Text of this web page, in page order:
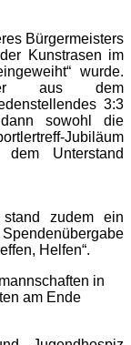
Bürgermeisters
Kunstrasen im
wurde.
aus dem
3:3
sowohl die
Jubiläum
dem Unterstand
zudem ein
Helfen“.
in
am Ende